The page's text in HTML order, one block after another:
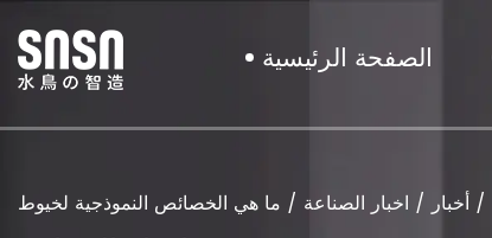
الصفحة الرئيسية
/ أخبار / اخبار الصناعة /